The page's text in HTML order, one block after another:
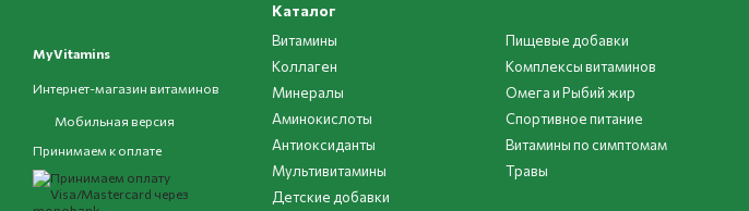
MyVitamins
Интернет-магазин витаминов
Мобильная версия
Принимаем к оплате
Каталог
Витамины
Коллаген
Минералы
Аминокислоты
Антиоксиданты
Мультивитамины
Детские добавки
Пищевые добавки
Комплексы витаминов
Омега и Рыбий жир
Спортивное питание
Витамины по симптомам
Травы